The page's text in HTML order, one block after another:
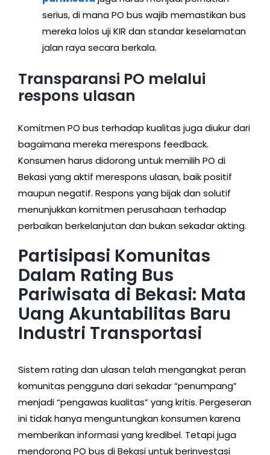
serius, di mana PO bus wajib memastikan bus
mereka lolos uji KIR dan standar keselamatan
jalan raya secara berkala.
Transparansi PO melalui
respons ulasan
Komitmen PO bus terhadap kualitas juga diukur dari
bagaimana mereka merespons feedback.
Konsumen harus didorong untuk memilih PO di
Bekasi yang aktif merespons ulasan, baik positif
maupun negatif. Respons yang bijak dan solutif
menunjukkan komitmen perusahaan terhadap
perbaikan berkelanjutan dan bukan sekadar akting.
Partisipasi Komunitas
Dalam Rating Bus
Pariwisata di Bekasi: Mata
Uang Akuntabilitas Baru
Industri Transportasi
Sistem rating dan ulasan telah mengangkat peran
komunitas pengguna dari sekadar “penumpang”
menjadi “pengawas kualitas” yang kritis. Pergeseran
ini tidak hanya menguntungkan konsumen karena
memberikan informasi yang kredibel. Tetapi juga
mendorong PO bus di Bekasi untuk berinvestasi